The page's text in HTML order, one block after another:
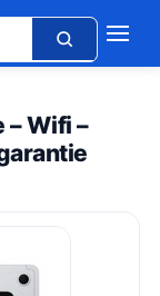
– Wifi –